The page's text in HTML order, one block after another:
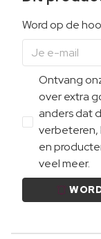
Word op de
Ontvang
over extra
anders dat
verbeteren,
en
veel meer.